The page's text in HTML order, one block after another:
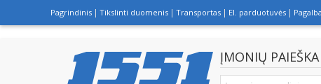
Pagrindinis Tikslinti duomenis Transportas El. parduotuvės Pagalba
ĮMONIŲ PAIEŠKA